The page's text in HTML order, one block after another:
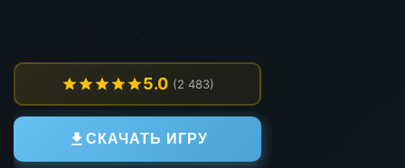
5.0 (2 483)
СКАЧАТЬ ИГРУ